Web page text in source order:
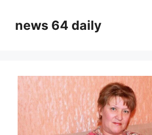
contentnews 64 daily